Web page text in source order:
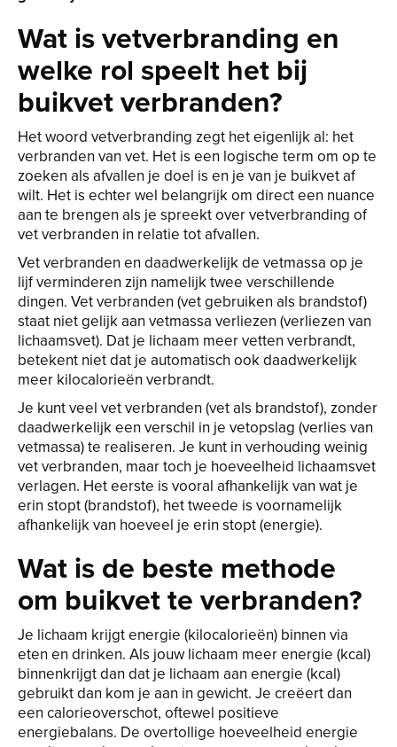
Wat is vetverbranding en
welke rol speelt het bij
buikvet verbranden?
Het woord vetverbranding zegt het eigenlijk al: het
verbranden van vet. Het is een logische term om op te
zoeken als afvallen je doel is en je van je buikvet af
wilt. Het is echter wel belangrijk om direct een nuance
aan te brengen als je spreekt over vetverbranding of
vet verbranden in relatie tot afvallen.
Vet verbranden en daadwerkelijk de vetmassa op je
lijf verminderen zijn namelijk twee verschillende
dingen. Vet verbranden (vet gebruiken als brandstof)
staat niet gelijk aan vetmassa verliezen (verliezen van
lichaamsvet). Dat je lichaam meer vetten verbrandt,
betekent niet dat je automatisch ook daadwerkelijk
meer kilocalorieën verbrandt.
Je kunt veel vet verbranden (vet als brandstof), zonder
daadwerkelijk een verschil in je vetopslag (verlies van
vetmassa) te realiseren. Je kunt in verhouding weinig
vet verbranden, maar toch je hoeveelheid lichaamsvet
verlagen. Het eerste is vooral afhankelijk van wat je
erin stopt (brandstof), het tweede is voornamelijk
afhankelijk van hoeveel je erin stopt (energie).
Wat is de beste methode
om buikvet te verbranden?
Je lichaam krijgt energie (kilocalorieën) binnen via
eten en drinken. Als jouw lichaam meer energie (kcal)
binnenkrijgt dan dat je lichaam aan energie (kcal)
gebruikt dan kom je aan in gewicht. Je creëert dan
een calorieoverschot, oftewel positieve
energiebalans. De overtollige hoeveelheid energie